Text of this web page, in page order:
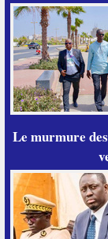
Le murmure